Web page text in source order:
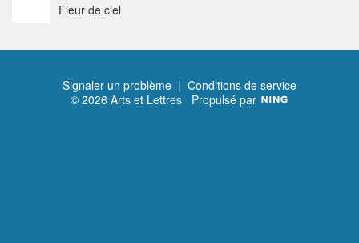
Fleur de ciel
Signaler un problème | Conditions de service
© 2026 Arts et Lettres Propulsé par